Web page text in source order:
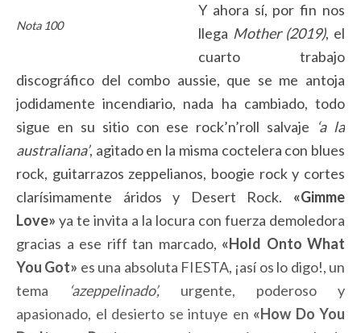
Nota 100
Y ahora sí, por fin nos
llega Mother (2019), el
cuarto trabajo
discográfico del combo aussie, que se me antoja
jodidamente incendiario, nada ha cambiado, todo
sigue en su sitio con ese rock’n’roll salvaje ‘a la
australiana’, agitado en la misma coctelera con blues
rock, guitarrazos zeppelianos, boogie rock y cortes
clarísimamente áridos y Desert Rock. «Gimme
Love» ya te invita a la locura con fuerza demoledora
gracias a ese riff tan marcado, «Hold Onto What
You Got» es una absoluta FIESTA, ¡así os lo digo!, un
tema
‘azeppelinado’, urgente, poderoso y
apasionado, el desierto se intuye en «How Do You